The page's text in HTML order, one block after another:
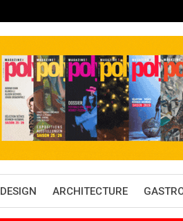
DESIGN ARCHITECTURE